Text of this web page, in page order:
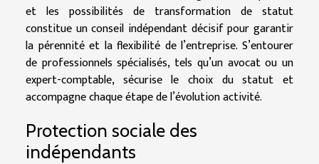
et les possibilités de transformation de statut
constitue un conseil indépendant décisif pour garantir
la pérennité et la flexibilité de l’entreprise. S’entourer
de professionnels spécialisés, tels qu’un avocat ou un
expert-comptable, sécurise le choix du statut et
accompagne chaque étape de l’évolution activité.
Protection sociale des
indépendants